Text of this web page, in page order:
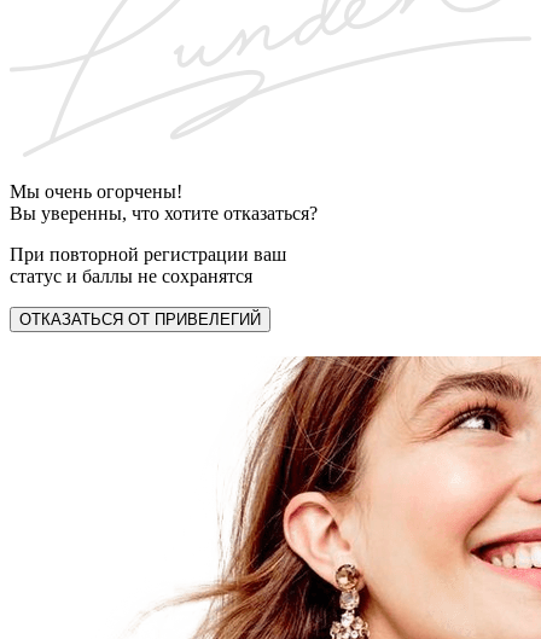
Мы очень огорчены!
Вы уверенны, что хотите отказаться?
При повторной регистрации ваш
статус и баллы не сохранятся
ОТКАЗАТЬСЯ ОТ ПРИВЕЛЕГИЙ